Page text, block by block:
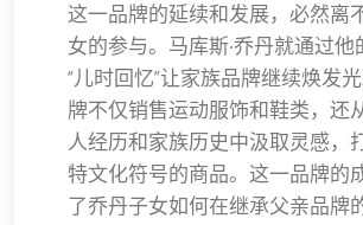
这一品牌的延续和发展，必然离
女的参与。马库斯·乔丹就通过他
“儿时回忆”让家族品牌继续焕发
牌不仅销售运动服饰和鞋类，还
人经历和家族历史中汲取灵感，
特文化符号的商品。这一品牌的
了乔丹子女如何在继承父亲品牌